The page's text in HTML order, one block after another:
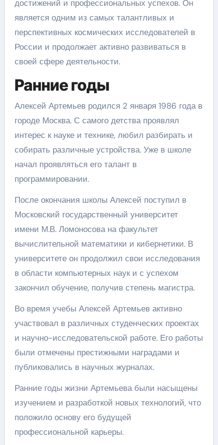
достижений и профессиональных успехов. Он
является одним из самых талантливых и
перспективных космических исследователей в
России и продолжает активно развиваться в
своей сфере деятельности.
Ранние годы
Алексей Артемьев родился 2 января 1986 года в
городе Москва. С самого детства проявлял
интерес к науке и технике, любил разбирать и
собирать различные устройства. Уже в школе
начал проявляться его талант в
программировании.
После окончания школы Алексей поступил в
Московский государственный университет
имени М.В. Ломоносова на факультет
вычислительной математики и кибернетики. В
университете он продолжил свои исследования
в области компьютерных наук и с успехом
закончил обучение, получив степень магистра.
Во время учебы Алексей Артемьев активно
участвовал в различных студенческих проектах
и научно-исследовательской работе. Его работы
были отмечены престижными наградами и
публиковались в научных журналах.
Ранние годы жизни Артемьева были насыщены
изучением и разработкой новых технологий, что
положило основу его будущей
профессиональной карьеры.